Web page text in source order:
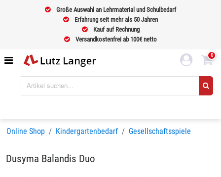
Große Auswahl an Lehrmaterial und Schulbedarf
Erfahrung seit mehr als 50 Jahren
Kauf auf Rechnung
Versandkostenfrei ab 100€ netto
0
Online Shop Kindergartenbedarf Gesellschaftsspiele
Dusyma Balandis Duo